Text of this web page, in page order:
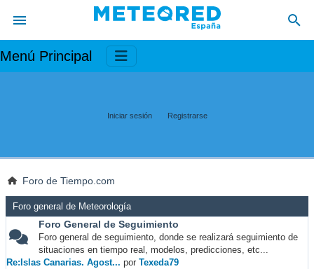
Menú Principal
Iniciar sesión Registrarse
Foro de Tiempo.com
Foro general de Meteorología
Foro General de Seguimiento
Foro general de seguimiento, donde se realizará seguimiento de
situaciones en tiempo real, modelos, predicciones, etc...
Re:Islas Canarias. Agost... por Texeda79